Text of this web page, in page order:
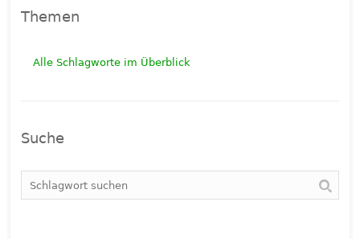
Themen
Alle Schlagworte im Überblick
Suche